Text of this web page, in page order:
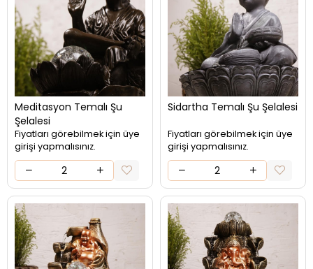
Meditasyon Temalı Şu
Şelalesi
Fiyatları görebilmek için üye
girişi yapmalısınız.
Sidartha Temalı Şu Şelalesi
Fiyatları görebilmek için üye
girişi yapmalısınız.